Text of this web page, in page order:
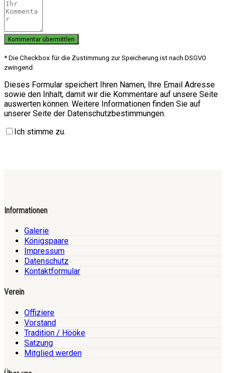
* Die Checkbox für die Zustimmung zur Speicherung ist nach DSGVO
zwingend.
Dieses Formular speichert Ihren Namen, Ihre Email Adresse
sowie den Inhalt, damit wir die Kommentare auf unsere Seite
auswerten können. Weitere Informationen finden Sie auf
unserer Seite der Datenschutzbestimmungen.
Ich stimme zu.
Informationen
Galerie
Königspaare
Impressum
Datenschutz
Kontaktformular
Verein
Offiziere
Vorstand
Tradition / Hööke
Satzung
Mitglied werden